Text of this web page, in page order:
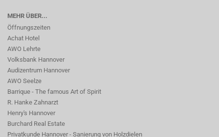
MEHR ÜBER...
Öffnungszeiten
Achat Hotel
AWO Lehrte
Volksbank Hannover
Audizentrum Hannover
AWO Seelze
Barrique - The famous Art of Spirit
R. Hanke Zahnarzt
Henry's Hannover
Burchard Real Estate
Privatkunde Hannover - Sanierung von Holzdielen